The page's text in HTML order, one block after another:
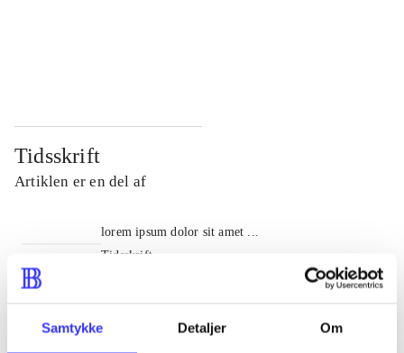
Samtykke Detaljer Om
Tidsskrift
Artiklen er en del af
lorem ipsum dolor sit amet ...
Tidsskrift
Artiklerne i